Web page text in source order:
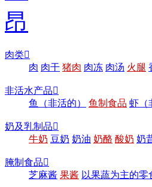
肉类
肉 肉干 猪肉 肉冻 肉汤 火腿
非活水产品
鱼（非活的）
鱼制食品 虾（
奶及乳制品
牛奶 豆奶 奶油 奶酪 酸奶 奶
腌制食品
芝麻酱 果酱 以果蔬为主的零